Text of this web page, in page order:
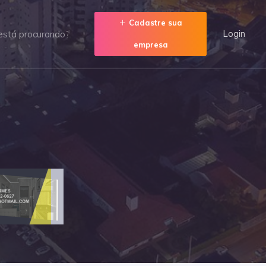
Cadastre sua
empresa
Login